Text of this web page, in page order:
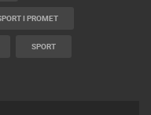
I PROMET
SPORT